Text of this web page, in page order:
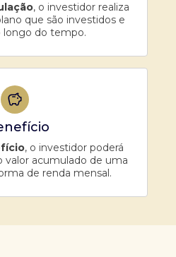
, o investidor realiza
que são investidos e
longo do tempo.
, o investidor poderá
valor acumulado de uma
de renda mensal.